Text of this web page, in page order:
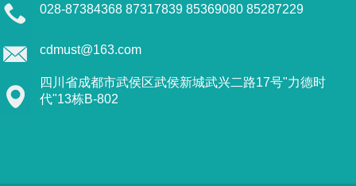
028-87384368 87317839 85369080 85287229
cdmust@163.com
四川省成都市武侯区武侯新城武兴二路17号"力德时
代"13栋B-802